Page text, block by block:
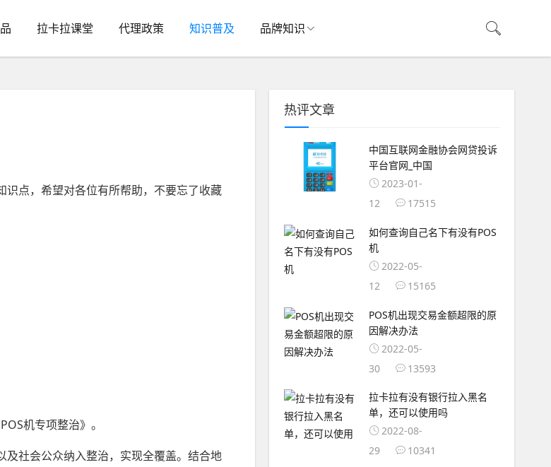
拉卡拉课堂 代理政策 知识普及 品牌知识
识点，希望对各位有所帮助，不要忘了收藏
机专项整治》。
及社会公众纳入整治，实现全覆盖。结合地
热评文章
中国互联网金融协会网贷投诉
平台官网_中国
2023-01-
12
17515
如何查询自己名下有没有POS
机
2022-05-
12
15165
POS机出现交易金额超限的原
因解决办法
2022-05-
30
13593
拉卡拉有没有银行拉入黑名
单，还可以使用吗
2022-08-
29
10341